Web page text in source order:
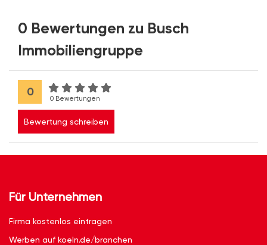
0 Bewertungen zu Busch
Immobiliengruppe
0
0 Bewertungen
Bewertung schreiben
Für Unternehmen
Firma kostenlos eintragen
Werben auf koeln.de/branchen